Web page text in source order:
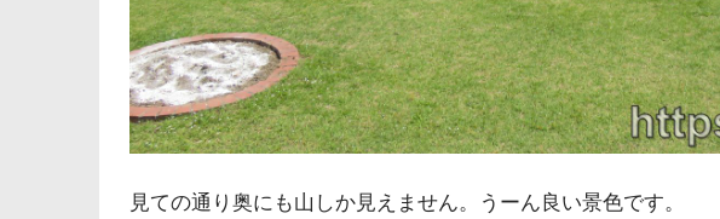
見ての通り奥にも山しか見えません。うーん良い景色です。